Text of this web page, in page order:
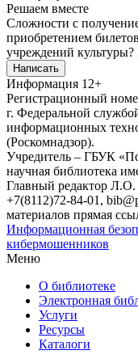
Решаем вместе
Сложности с
приобретением
учреждений культуры?
Написать
Информация 12+
Регистрационный
г. Федеральной
информационных
(Роскомнадзор).
Учредитель – ГБУК
научная библиотека
Главный редактор Л.О.
+7(8112)72-84-01,
материалов прямая
Информационная
кибермошенников
Меню
О библиотеке
Электронная
Услуги
Ресурсы
Каталоги